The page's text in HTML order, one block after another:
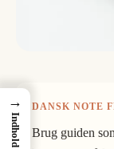
DANSK NOTE
Brug guiden
→
Indhold